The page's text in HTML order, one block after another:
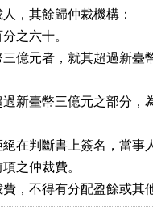
，其餘歸仲裁機構：
之六十。
億元者，就其超過新臺
新臺幣三億元之部分，
在判斷書上簽名，當事
之仲裁費。